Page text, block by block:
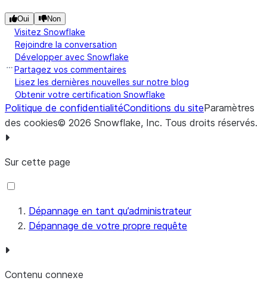
Oui Non
Visitez Snowflake
Rejoindre la conversation
Développer avec Snowflake
Partagez vos commentaires
Lisez les dernières nouvelles sur notre blog
Obtenir votre certification Snowflake
Politique de confidentialitéConditions du siteParamètres
des cookies© 2026 Snowflake, Inc. Tous droits réservés.
Sur cette page
Dépannage en tant qu’administrateur
Dépannage de votre propre requête
Contenu connexe